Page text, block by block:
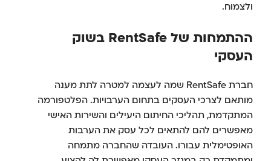
ולצמוח.
ההתמחות של RentSafe בשוק
העסקי
חברת RentSafe שמה לעצמה למטרה לתת מענה
מותאם לצרכי העסקים בתחום הערבויות. הפלטפורמה
המתקדמת, תהליכי החיתום היעילים והשירות האישי
מאפשרים להם להתאים לכל עסק את הערבות
האופטימלית עבורו. העובדה שהחברה מתמחה